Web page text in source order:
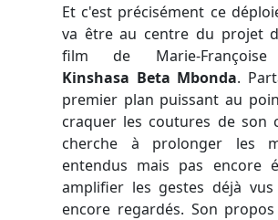
Et c'est précisément ce
va être au centre du projet
film de Marie-Françoise
Kinshasa Beta Mbonda.
premier plan puissant au
craquer les coutures de son
cherche à prolonger les
entendus mais pas encore
amplifier les gestes déjà
encore regardés. Son